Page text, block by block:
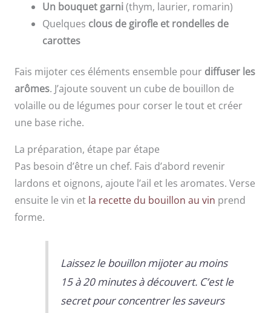
Un bouquet garni(thym, laurier, romarin)
Quelques clous de girofle et rondelles de
carottes
Fais mijoter ces éléments ensemble pour diffuser les
arômes. J’ajoute souvent un cube de bouillon de
volaille ou de légumes pour corser le tout et créer
une base riche.
La préparation, étape par étape
Pas besoin d’être un chef. Fais d’abord revenir
lardons et oignons, ajoute l’ail et les aromates. Verse
ensuite le vin et la recette du bouillon au vin prend
forme.
Laissez le bouillon mijoter au moins
15 à 20 minutes à découvert. C’est le
secret pour concentrer les saveurs